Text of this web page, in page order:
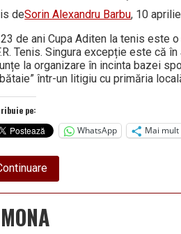
deSorin Alexandru Barbu, 10
de ani Cupa Aditen la tenis este
Tenis. Singura excepție este că
la organizare în incinta bazei
într-un litigiu cu primăria
pe:
WhatsApp
Mai mult
about
Cupa
Aditen,
XXIII